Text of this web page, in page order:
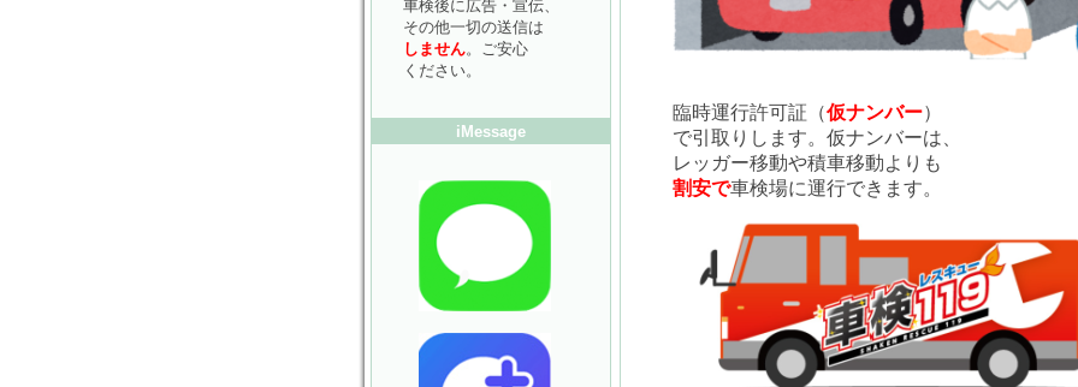
臨時運行許可証（仮ナンバー）
で引取りします。仮ナンバーは、
レッガー移動や積車移動よりも
割安で車検場に運行できます。
車検後に広告・宣伝、
その他一切の送信は
しません。ご安心
ください。
iMessage